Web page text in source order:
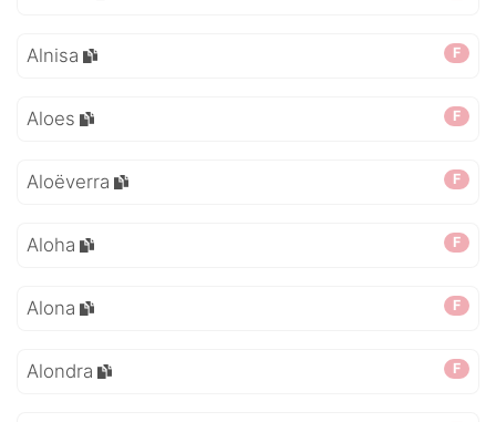
F
Alnisa
F
Aloes
F
Aloëverra
F
Aloha
F
Alona
F
Alondra